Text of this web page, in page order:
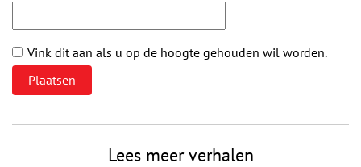
Vink dit aan als u op de hoogte gehouden wil worden.
Lees meer verhalen